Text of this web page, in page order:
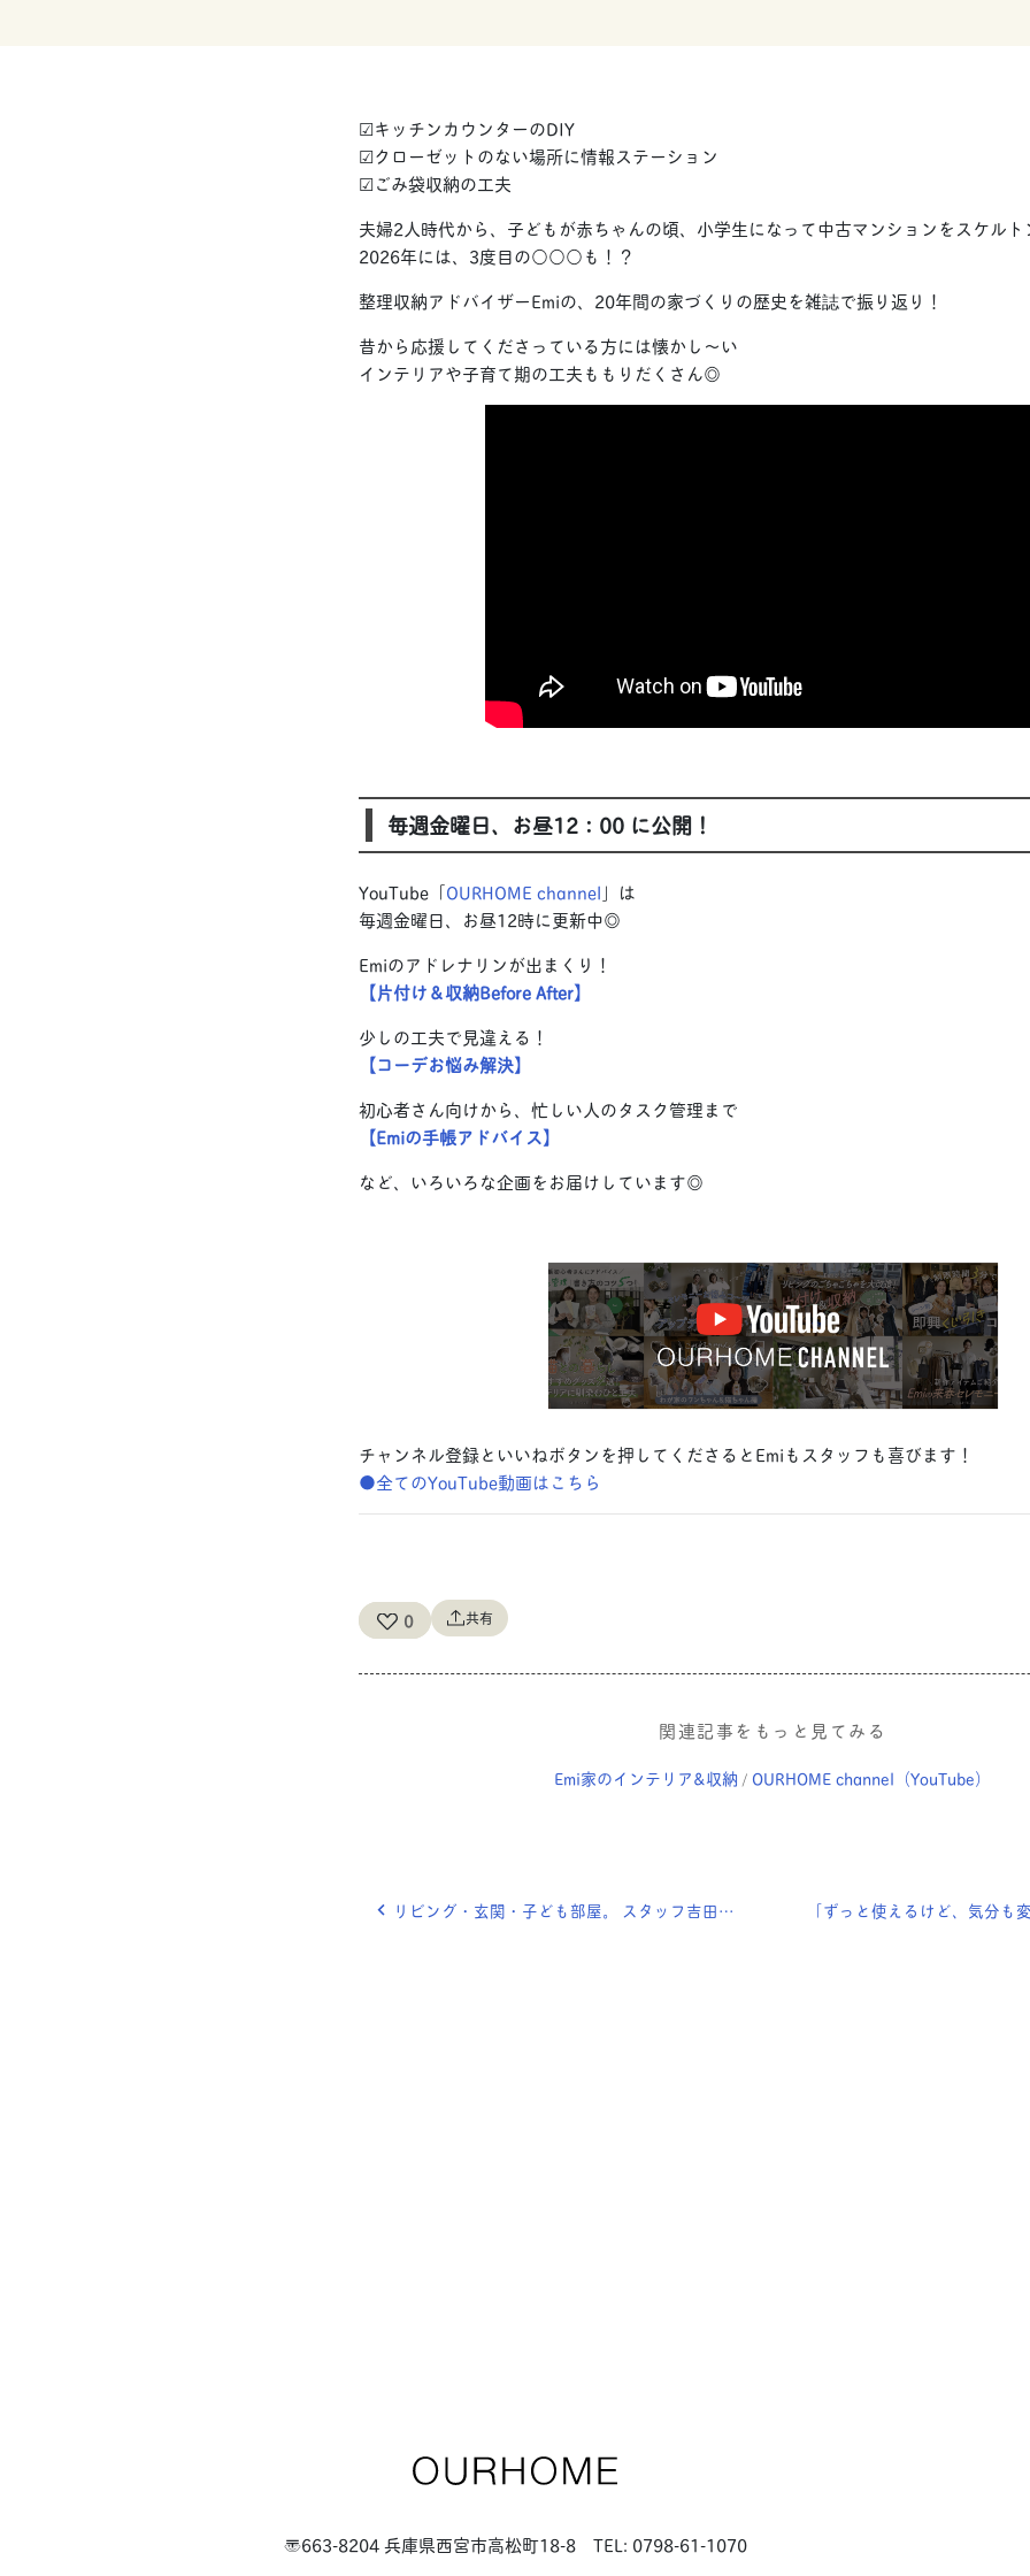
☑︎キッチンカウンターのDIY
☑︎クローゼットのない場所に情報ステーション
☑︎ごみ袋収納の工夫
夫婦2人時代から、子どもが赤ちゃんの頃、小学生になって中古マンションをスケルト
2026年には、3度目の○○○も！？
整理収納アドバイザーEmiの、20年間の家づくりの歴史を雑誌で振り返り！
昔から応援してくださっている方には懐かし〜い
インテリアや子育て期の工夫ももりだくさん◎
毎週金曜日、お昼12：00 に公開！
YouTube「OURHOME channel 」は
毎週金曜日、お昼12時に更新中◎
Emiのアドレナリンが出まくり！
【片付け＆収納Before After】
少しの工夫で見違える！
【コーデお悩み解決】
初心者さん向けから、忙しい人のタスク管理まで
【Emiの手帳アドバイス】
など、いろいろな企画をお届けしています◎
チャンネル登録といいねボタンを押してくださるとEmiもスタッフも喜びます！
●全てのYouTube動画はこちら
0 共有
関連記事をもっと見てみる
Emi家のインテリア&収納 / OURHOME channel（YouTube）
リビング・玄関・子ども部屋。 スタッフ吉田家の、「ひのきの家具」使い方変遷！
〒663-8204 兵庫県西宮市高松町18-8 TEL: 0798-61-1070